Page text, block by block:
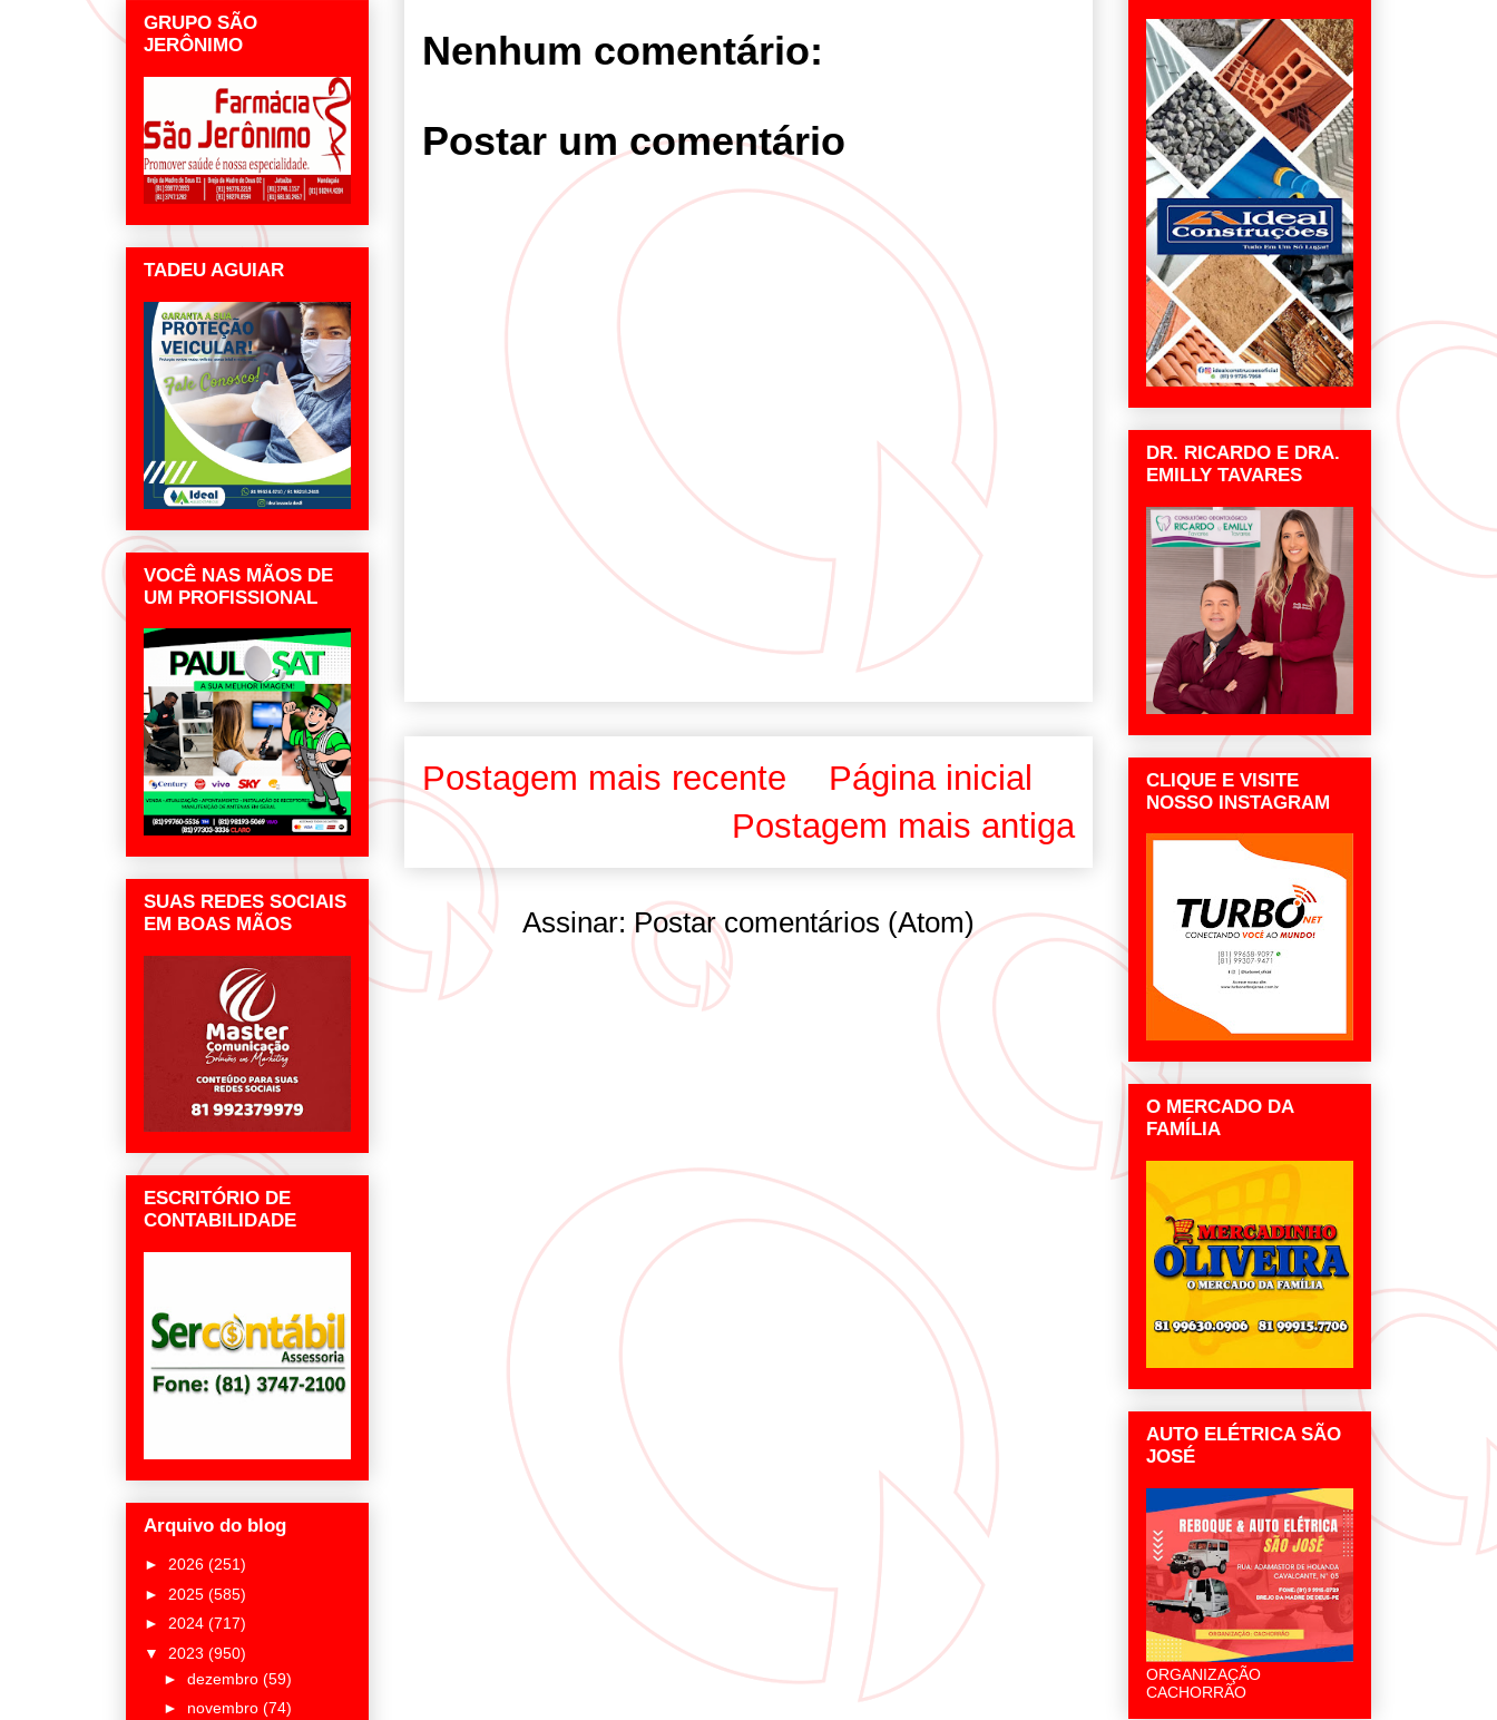
Nenhum comentário:
Postar um comentário
Postagem mais recente
Postagem mais antiga
Página inicial
Assinar:Postar comentários (Atom)
GRUPO SÃO
JERÔNIMO
TADEU AGUIAR
VOCÊ NAS MÃOS DE
UM PROFISSIONAL
SUAS REDES SOCIAIS
EM BOAS MÃOS
ESCRITÓRIO DE
CONTABILIDADE
Arquivo do blog
► 2026 (251)
► 2025 (585)
► 2024 (717)
▼ 2023 (950)
► dezembro (59)
► novembro (74)
DR. RICARDO E DRA.
EMILLY TAVARES
CLIQUE E VISITE
NOSSO INSTAGRAM
O MERCADO DA
FAMÍLIA
AUTO ELÉTRICA SÃO
JOSÉ
ORGANIZAÇÃO
CACHORRÃO